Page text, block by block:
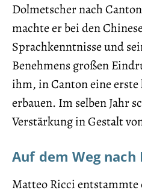
Dolmetscher nach
machte er bei den
Sprachkenntnisse und
Benehmens großen
ihm, in Canton eine
erbauen. Im selben Jahr
Verstärkung in Gestalt
Auf dem Weg nach
Matteo Ricci